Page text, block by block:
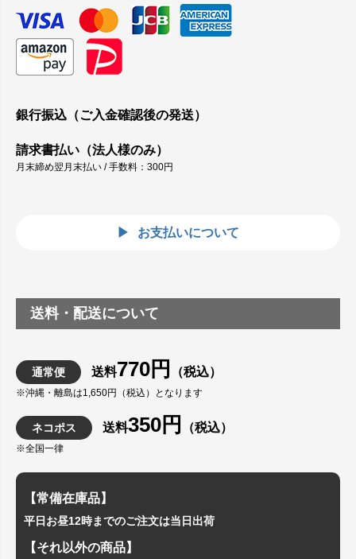
銀行振込（ご入金確認後の発送）
請求書払い（法人様のみ）
月末締め翌月末払い / 手数料：300円
お支払いについて
送料・配送について
通常便 送料770円 （税込）
※沖縄・離島は1,650円（税込）となります
ネコポス 送料350円 （税込）
※全国一律
【常備在庫品】
平日お昼12時までのご注文は当日出荷
【それ以外の商品】